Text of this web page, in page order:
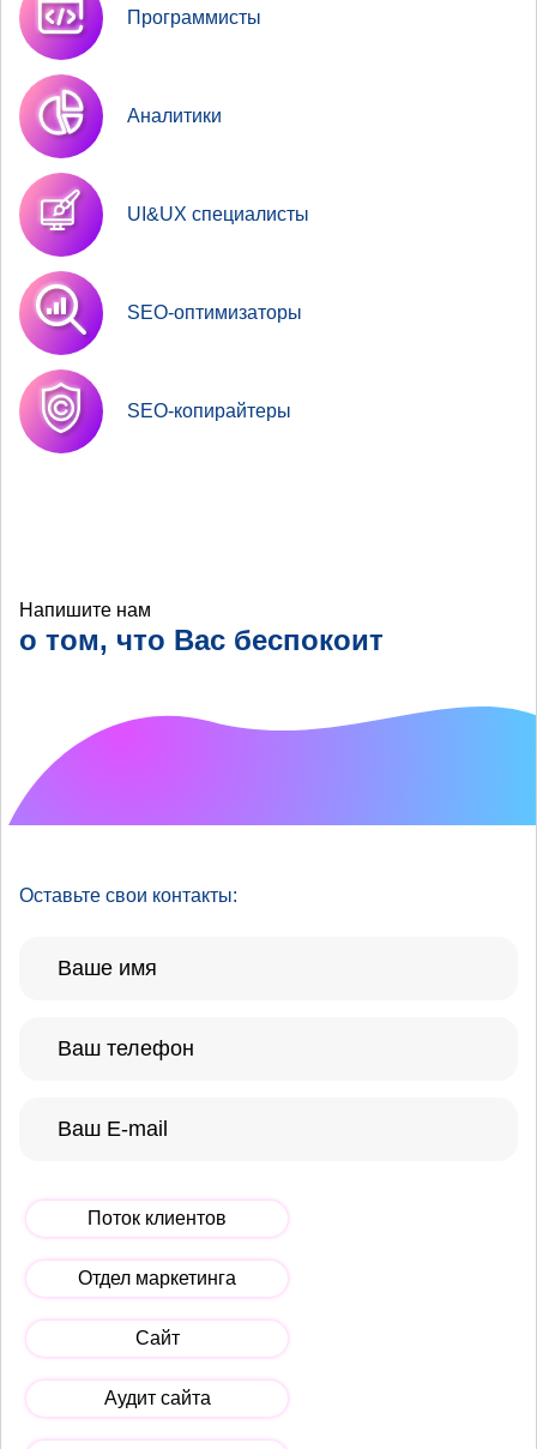
Программисты
Аналитики
UI&UX специалисты
SEO-оптимизаторы
SEO-копирайтеры
Напишите нам
о том, что Вас беспокоит
Оставьте свои контакты:
Поток клиентов
Отдел маркетинга
Сайт
Аудит сайта